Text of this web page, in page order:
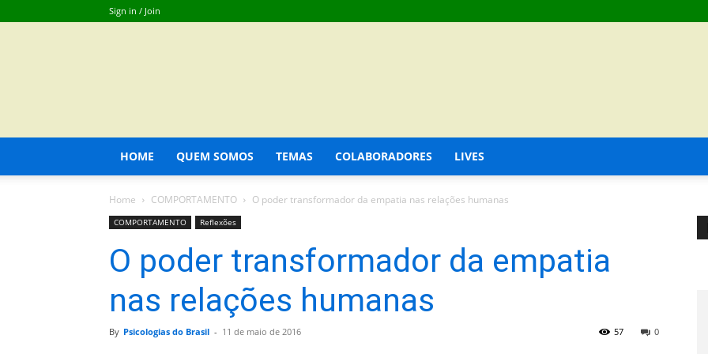
Sign in / Join
HOME QUEM SOMOS TEMAS COLABORADORES LIVES
Home COMPORTAMENTO O poder transformador da empatia nas relações humanas
COMPORTAMENTO Reflexões
O poder transformador da empatia
nas relações humanas
By Psicologias do Brasil - 11 de maio de 2016 0
57